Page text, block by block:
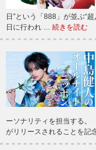
日”という「888」が並ぶ“
日に行われ … 続きを読む
ーソナリティを担当する
がリリースされることを記